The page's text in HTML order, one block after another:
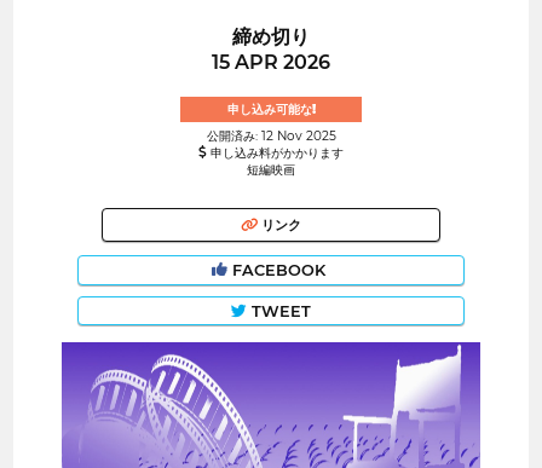
締め切り
15 APR 2026
申し込み可能な!
公開済み: 12 Nov 2025
申し込み料がかかります
短編映画
リンク
FACEBOOK
TWEET